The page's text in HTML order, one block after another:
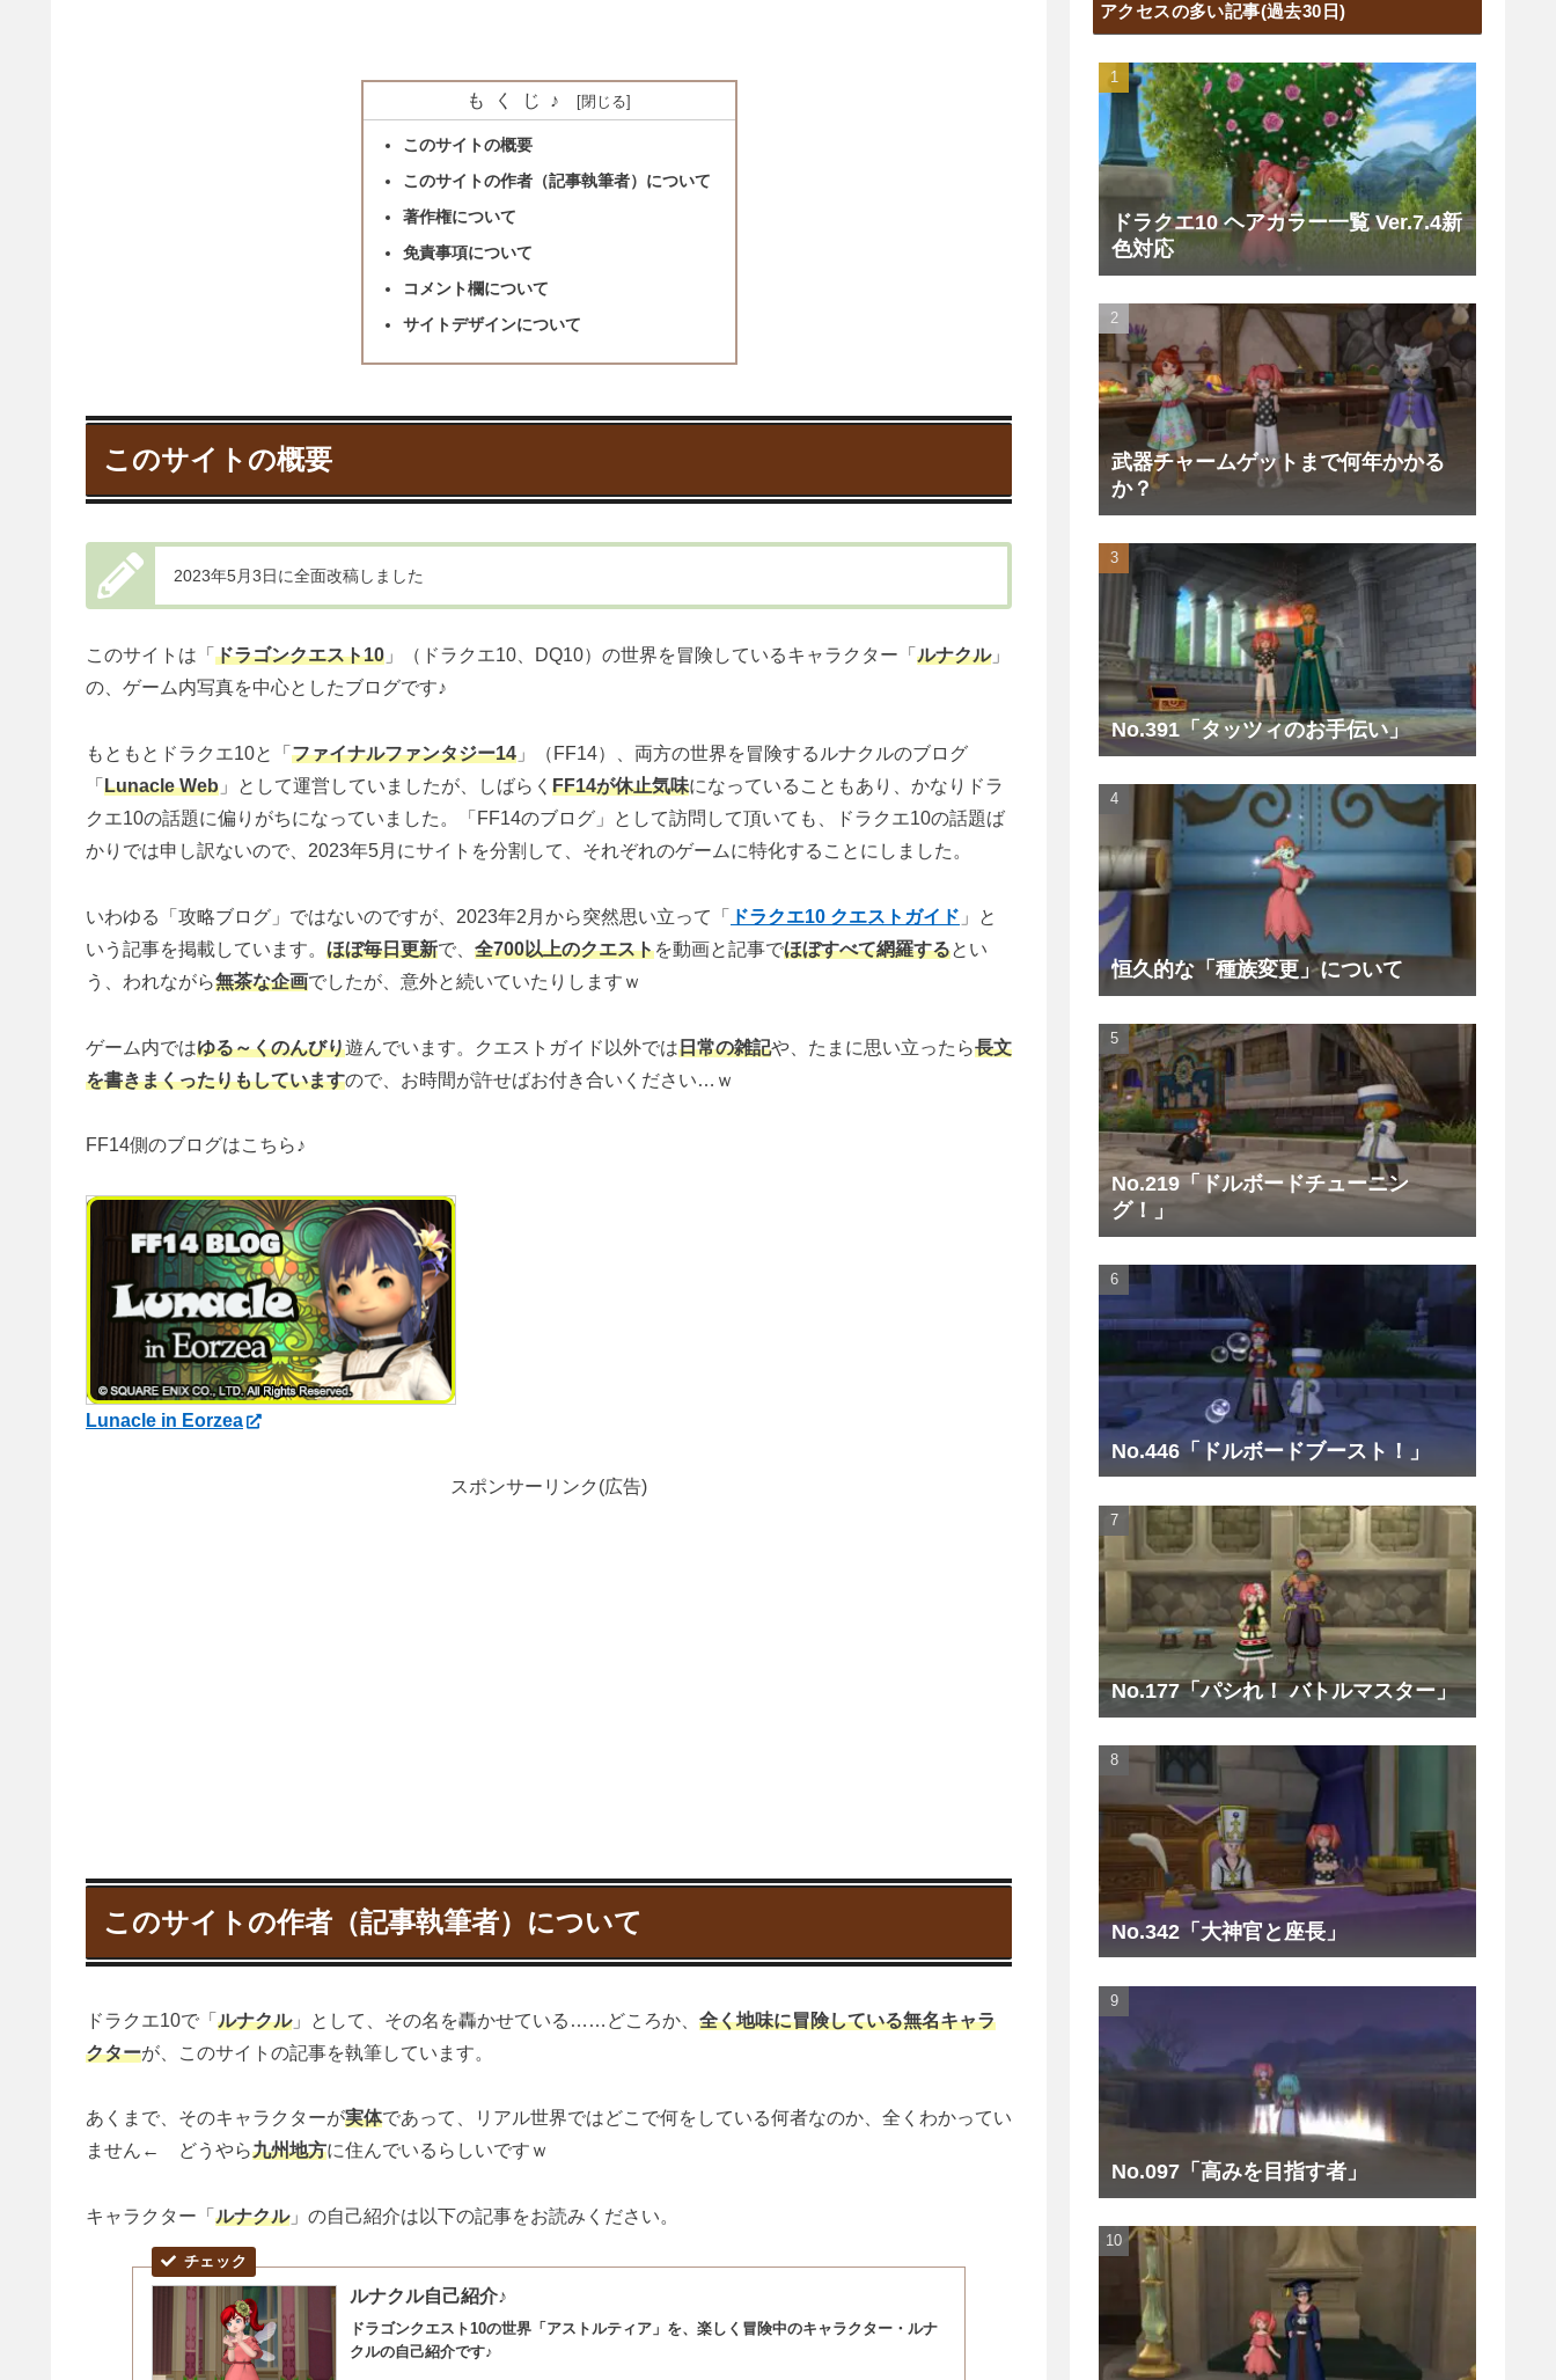
もくじ♪
このサイトの概要
このサイトの作者（記事執筆者）について
著作権について
免責事項について
コメント欄について
サイトデザインについて
このサイトの概要
2023年5月3日に全面改稿しました
このサイトは「 ドラゴンクエスト10 」（ドラクエ10、DQ10）の世界を冒険しているキャラクター「 ルナクル」
の、ゲーム内写真を中心としたブログです♪
もともとドラクエ10と「 ファイナルファンタジー14 」（FF14）、両方の世界を冒険するルナクルのブログ
「 Lunacle Web 」として運営していましたが、しばらく FF14が休止気味になっていることもあり、かなりドラ
クエ10の話題に偏りがちになっていました。「FF14のブログ」として訪問して頂いても、ドラクエ10の話題ば
かりでは申し訳ないので、2023年5月にサイトを分割して、それぞれのゲームに特化することにしました。
いわゆる「攻略ブログ」ではないのですが、2023年2月から突然思い立って「 ドラクエ10 クエストガイド 」と
いう記事を掲載しています。 ほぼ毎日更新で、 全700以上のクエストを動画と記事でほぼすべて網羅するとい
う、われながら無茶な企画でしたが、意外と続いていたりしますｗ
ゲーム内ではゆる～くのんびり遊んでいます。クエストガイド以外では日常の雑記や、たまに思い立ったら長文
を書きまくったりもしていますので、お時間が許せばお付き合いください…ｗ
FF14側のブログはこちら♪
Lunacle in Eorzea
スポンサーリンク(広告)
このサイトの作者（記事執筆者）について
ドラクエ10で「 ルナクル」として、その名を轟かせている……どころか、 全く地味に冒険している無名キャラ
クターが、このサイトの記事を執筆しています。
あくまで、そのキャラクターが実体であって、リアル世界ではどこで何をしている何者なのか、全くわかってい
ません← どうやら九州地方に住んでいるらしいですｗ
キャラクター「 ルナクル」の自己紹介は以下の記事をお読みください。
ルナクル自己紹介♪
ドラゴンクエスト10の世界「アストルティア」を、楽しく冒険中のキャラクター・ルナ
クルの自己紹介です♪
アクセスの多い記事(過去30日)
ドラクエ10 ヘアカラー一覧 Ver.7.4新
色対応
武器チャームゲットまで何年かかる
か？
No.391「タッツィのお手伝い」
恒久的な「種族変更」について
No.219「ドルボードチューニン
グ！」
No.446「ドルボードブースト！」
No.177「パシれ！ バトルマスター」
No.342「大神官と座長」
No.097「高みを目指す者」